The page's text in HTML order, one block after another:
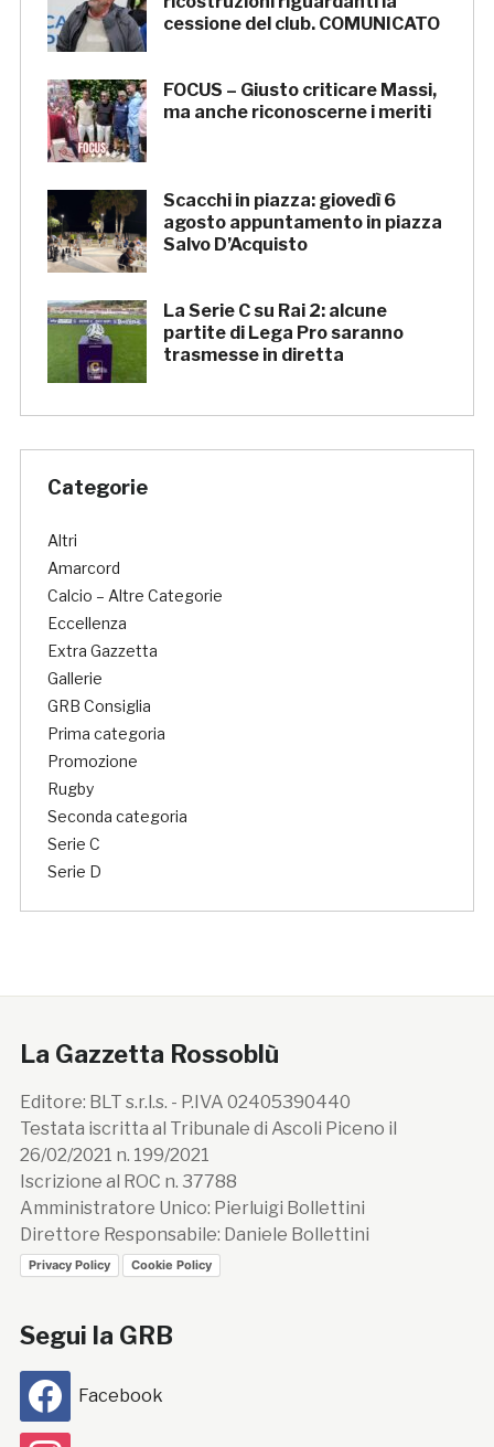
cessione del club. COMUNICATO
FOCUS – Giusto criticare Massi,
ma anche riconoscerne i meriti
Scacchi in piazza: giovedì 6
agosto appuntamento in piazza
Salvo D’Acquisto
La Serie C su Rai 2: alcune
partite di Lega Pro saranno
trasmesse in diretta
Categorie
Altri
Amarcord
Calcio – Altre Categorie
Eccellenza
Extra Gazzetta
Gallerie
GRB Consiglia
Prima categoria
Promozione
Rugby
Seconda categoria
Serie C
Serie D
La Gazzetta Rossoblù
Editore: BLT s.r.l.s. - P.IVA 02405390440
Testata iscritta al Tribunale di Ascoli Piceno il
26/02/2021 n. 199/2021
Iscrizione al ROC n. 37788
Amministratore Unico: Pierluigi Bollettini
Direttore Responsabile: Daniele Bollettini
Privacy Policy Cookie Policy
Segui la GRB
Facebook